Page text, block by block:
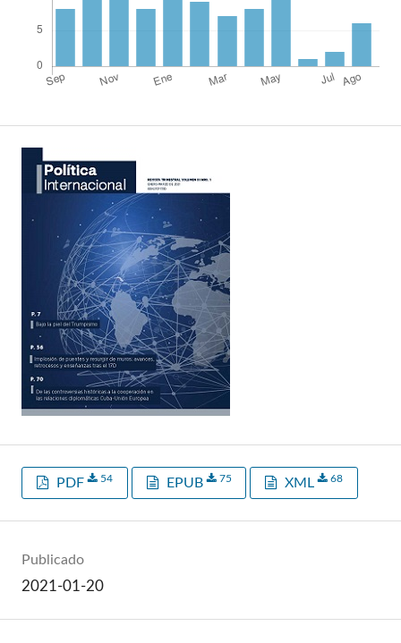
PDF 54 EPUB 75 XML 68
Publicado
2021-01-20